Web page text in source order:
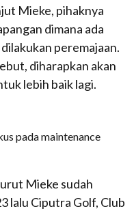
Mieke, pihaknya
dimana ada
peremajaan.
diharapkan akan
lebih baik lagi.
pada maintenance
Mieke sudah
lalu Ciputra Golf, Club